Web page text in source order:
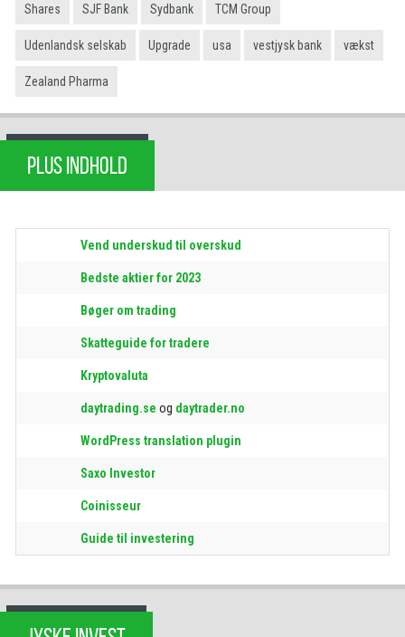
Shares SJF Bank Sydbank TCM Group
Udenlandsk selskab Upgrade usa vestjysk bank vækst
Zealand Pharma
PLUS INDHOLD
Vend underskud til overskud
Bedste aktier for 2023
Bøger om trading
Skatteguide for tradere
Kryptovaluta
daytrading.se og daytrader.no
WordPress translation plugin
Saxo Investor
Coinisseur
Guide til investering